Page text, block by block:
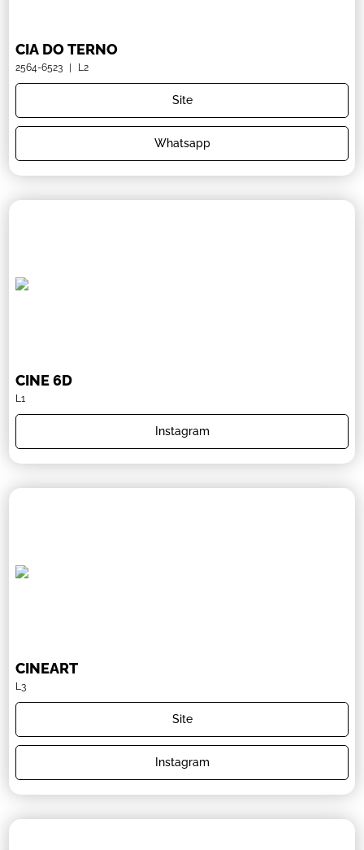
CIA DO TERNO
2564-6523 | L2
Site
Whatsapp
CINE 6D
L1
Instagram
CINEART
L3
Site
Instagram